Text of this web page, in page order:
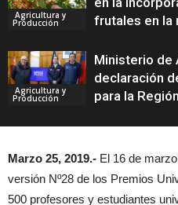
Agricultura y
Producción
frutales en la
Agricultura y
Producción
Ministerio de
declaración
para la
Marzo 25, 2019.- El 16 de
versión Nº28 de los Premios
500 profesores y estudiantes